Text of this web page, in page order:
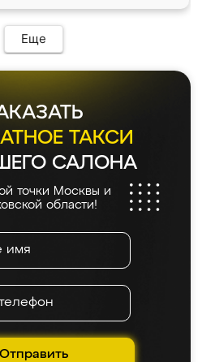
Еще
ТАКСИ
САЛОНА
точки Москвы и
области!
Отправить